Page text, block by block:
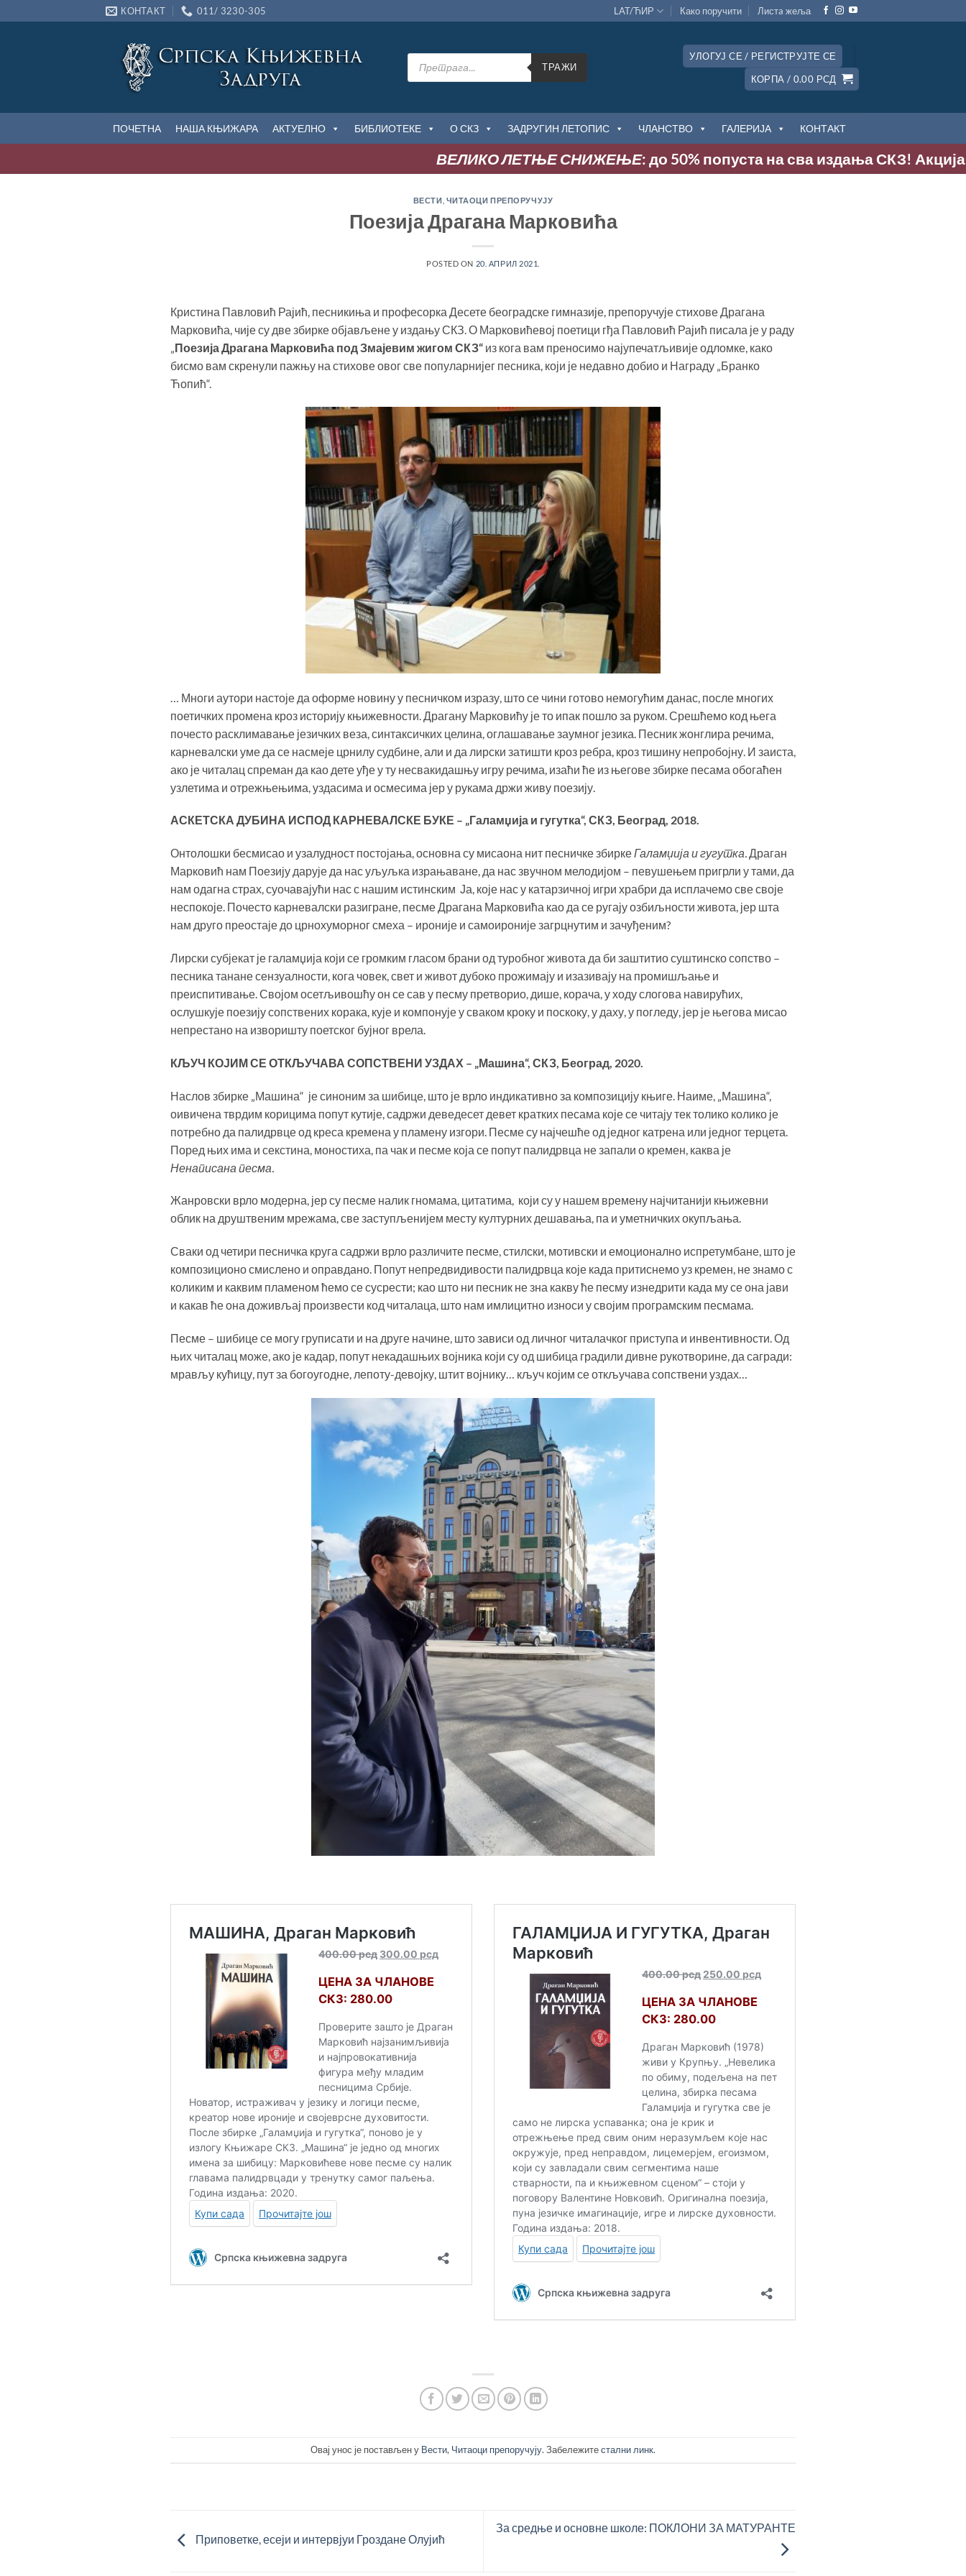
на
КОНТАКТ 011/ 3230-305 LAT/ЋИР Како поручити Листa жеља
Products
search
ТРАЖИ
УЛОГУЈ СЕ / РЕГИСТРУЈТЕ СЕ
КОРПА / 0.00 РСД
ПОЧЕТНА НАША КЊИЖАРА АКТУЕЛНО БИБЛИОТЕКЕ О СКЗ ЗАДРУГИН ЛЕТОПИС ЧЛАНСТВО ГАЛЕРИЈА КОНТАКТ
ВЕЛИКО ЛЕТЊЕ СНИЖЕЊЕ: до 50% попуста на сва издања СКЗ! Акција
ВЕСТИ ЧИТАОЦИ ПРЕПОРУЧУЈУ
Поезија Драгана Марковића
POSTED ON 20. АПРИЛ 2021.
Кристина Павловић Рајић, песникиња и професорка Десете београдске гимназије, препоручује стихове Драгана
Марковића, чије су две збирке објављене у издању СКЗ. О Марковићевој поетици гђа Павловић Рајић писала је у раду
Поезија Драгана Марковића под Змајевим жигом СКЗ“ из кога вам преносимо најупечатљивије одломке, како
бисмо вам скренули пажњу на стихове овог све популарнијег песника, који је недавно добио и Награду „Бранко
Ћопић“.
… Многи аутори настоје да оформе новину у песничком изразу, што се чини готово немогућим данас, после многих
поетичких промена кроз историју књижевности. Драгану Марковићу је то ипак пошло за руком. Срешћемо код њега
почесто расклимавање језичких веза, синтаксичких целина, оглашавање заумног језика. Песник жонглира речима,
карневалски уме да се насмеје црнилу судбине, али и да лирски затишти кроз ребра, кроз тишину непробојну. И заиста,
ако је читалац спреман да као дете уђе у ту несвакидашњу игру речима, изаћи ће из његове збирке песама обогаћен
узлетима и отрежњењима, уздасима и осмесима јер у рукама држи живу поезију.
АСКЕТСКА ДУБИНА ИСПОД КАРНЕВАЛСКЕ БУКЕ – „Галамџија и гугутка“, СКЗ, Београд, 2018.
Онтолошки бесмисао и узалудност постојања, основна су мисаона нит песничке збиркеГаламџија и гугутка.Драган
Марковић нам Поезију дарује да нас уљуљка израњаване, да нас звучном мелодијом – певушењем пригрли у тами, да
нам одагна страх, суочавајући нас с нашим истинским Ја, које нас у катарзичној игри храбри да исплачемо све своје
неспокоје. Почесто карневалски разигране, песме Драгана Марковића као да се ругају озбиљности живота, јер шта
нам друго преостаје до црнохуморног смеха – ироније и самоироније загрцнутим и зачуђеним?
Лирски субјекат је галамџија који се громким гласом брани од туробног живота да би заштитио суштинско сопство –
песника танане сензуалности, кога човек, свет и живот дубоко прожимају и изазивају на промишљање и
преиспитивање. Својом осетљивошћу он се сав у песму претворио, дише, корача, у ходу слогова навирућих,
ослушкује поезију сопствених корака, кује и компонује у сваком кроку и поскоку, у даху, у погледу, јер је његова мисао
непрестано на изворишту поетског бујног врела.
КЉУЧ КОЈИМ СЕ ОТКЉУЧАВА СОПСТВЕНИ УЗДАХ – „Машина“, СКЗ, Београд, 2020.
Наслов збирке „Машина“ је синоним за шибице, што је врло индикативно за композицију књиге. Наиме, „Машина“,
оивичена тврдим корицима попут кутије, садржи деведесет девет кратких песама које се читају тек толико колико је
потребно да палидрвце од креса кремена у пламену изгори. Песме су најчешће од једног катрена или једног терцета.
Поред њих има и секстина, моностиха, па чак и песме која се попут палидрвца не запали о кремен, каква је
Ненаписана песма.
Жанровски врло модерна, јер су песме налик гномама, цитатима, који су у нашем времену најчитанији књижевни
облик на друштвеним мрежама, све заступљенијем месту културних дешавања, па и уметничких окупљања.
Сваки од четири песничка круга садржи врло различите песме, стилски, мотивски и емоционално испретумбане, што је
композиционо смислено и оправдано. Попут непредвидивости палидрвца које када притиснемо уз кремен, не знамо с
коликим и каквим пламеном ћемо се сусрести; као што ни песник не зна какву ће песму изнедрити када му се она јави
и какав ће она доживљај произвести код читалаца, што нам имлицитно износи у својим програмским песмама.
Песме – шибице се могу груписати и на друге начине, што зависи од личног читалачког приступа и инвентивности. Од
њих читалац може, ако је кадар, попут некадашњих војника који су од шибица градили дивне рукотворине, да сагради:
мрављу кућицу, пут за богоугодне, лепоту-девојку, штит војнику… кључ којим се откључава сопствени уздах…
Овај унос је постављен у Вести, Читаоци препоручују. Забележитестални линк.
Приповетке, есеји и интервјуи Гроздане Олујић
За средње и основне школе: ПОКЛОНИ ЗА МАТУРАНТЕ